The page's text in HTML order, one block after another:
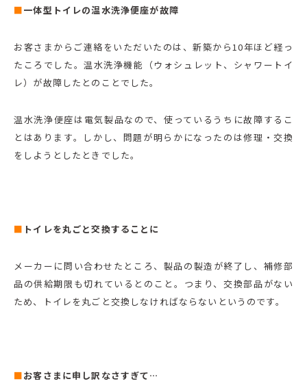
■一体型トイレの温水洗浄便座が故障
お客さまからご連絡をいただいたのは、新築から10年ほど経っ
たころでした。温水洗浄機能（ウォシュレット、シャワートイ
レ）が故障したとのことでした。
温水洗浄便座は電気製品なので、使っているうちに故障するこ
とはあります。しかし、問題が明らかになったのは修理・交換
をしようとしたときでした。
■ トイレを丸ごと交換することに
メーカーに問い合わせたところ、製品の製造が終了し、補修部
品の供給期限も切れているとのこと。つまり、交換部品がない
ため、トイレを丸ごと交換しなければならないというのです。
■お客さまに申し訳なさすぎて…